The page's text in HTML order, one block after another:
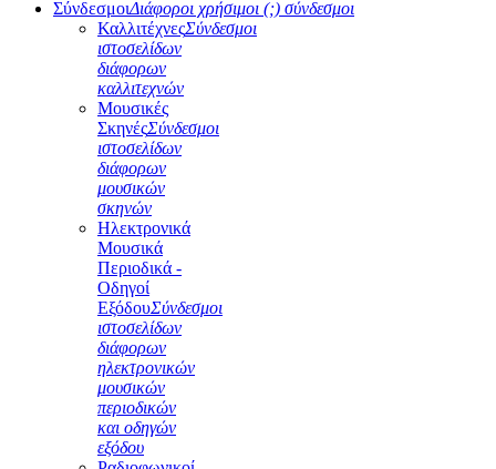
ΣύνδεσμοιΔιάφοροι χρήσιμοι (;) σύνδεσμοι
ΚαλλιτέχνεςΣύνδεσμοι
ιστοσελίδων
διάφορων
καλλιτεχνών
Μουσικές
ΣκηνέςΣύνδεσμοι
ιστοσελίδων
διάφορων
μουσικών
σκηνών
Ηλεκτρονικά
Μουσικά
Περιοδικά -
Οδηγοί
ΕξόδουΣύνδεσμοι
ιστοσελίδων
διάφορων
ηλεκτρονικών
μουσικών
περιοδικών
και οδηγών
εξόδου